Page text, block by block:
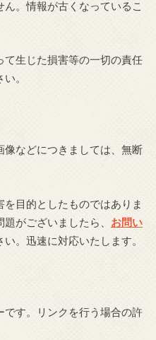
。情報が古くなっているこ
生じた損害等の一切の責任
。
などにつきましては、無断
目的としたものではありま
がございましたら、 お問い
。迅速に対応いたします。
す。リンクを行う場合の許